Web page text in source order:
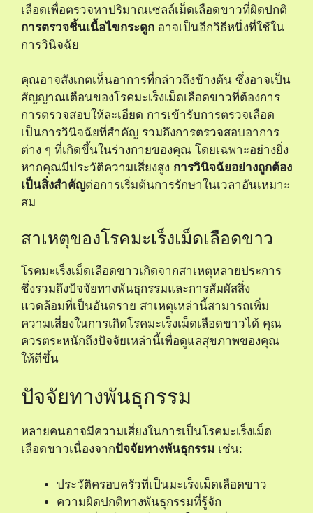
เลือดเพื่อตรวจหาปริมาณเซลล์เม็ดเลือดขาวที่ผิดปกติ
การตรวจชิ้นเนื้อไขกระดูก อาจเป็นอีกวิธีหนึ่งที่ใช้ใน
การวินิจฉัย
คุณอาจสังเกตเห็นอาการที่กล่าวถึงข้างต้น ซึ่งอาจเป็น
สัญญาณเตือนของโรคมะเร็งเม็ดเลือดขาวที่ต้องการ
การตรวจสอบให้ละเอียด การเข้ารับการตรวจเลือด
เป็นการวินิจฉัยที่สำคัญ รวมถึงการตรวจสอบอาการ
ต่าง ๆ ที่เกิดขึ้นในร่างกายของคุณ โดยเฉพาะอย่างยิ่ง
หากคุณมีประวัติความเสี่ยงสูง การวินิจฉัยอย่างถูกต้อง
เป็นสิ่งสำคัญต่อการเริ่มต้นการรักษาในเวลาอันเหมาะ
สม
สาเหตุของโรคมะเร็งเม็ดเลือดขาว
โรคมะเร็งเม็ดเลือดขาวเกิดจากสาเหตุหลายประการ
ซึ่งรวมถึงปัจจัยทางพันธุกรรมและการสัมผัสสิ่ง
แวดล้อมที่เป็นอันตราย สาเหตุเหล่านี้สามารถเพิ่ม
ความเสี่ยงในการเกิดโรคมะเร็งเม็ดเลือดขาวได้ คุณ
ควรตระหนักถึงปัจจัยเหล่านี้เพื่อดูแลสุขภาพของคุณ
ให้ดีขึ้น
ปัจจัยทางพันธุกรรม
หลายคนอาจมีความเสี่ยงในการเป็นโรคมะเร็งเม็ด
เลือดขาวเนื่องจากปัจจัยทางพันธุกรรม เช่น:
ประวัติครอบครัวที่เป็นมะเร็งเม็ดเลือดขาว
ความผิดปกติทางพันธุกรรมที่รู้จัก